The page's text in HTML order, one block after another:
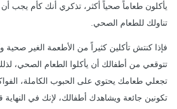
يأكلون طعاماً صحياً أكثر، تذكري أنك كأم يجب
تناولك للطعام الصحي.
فإذا كنتش تأكلين كثيراً من الأطعمة الغير صحية
تتوقعي من أطفالك أن يأكلوا الطعام الصحي،
تجعلي طعامك يحتوي على الحبوب الكاملة،
تكونين جائعة ويشاهدك أطفالك، لإنك في